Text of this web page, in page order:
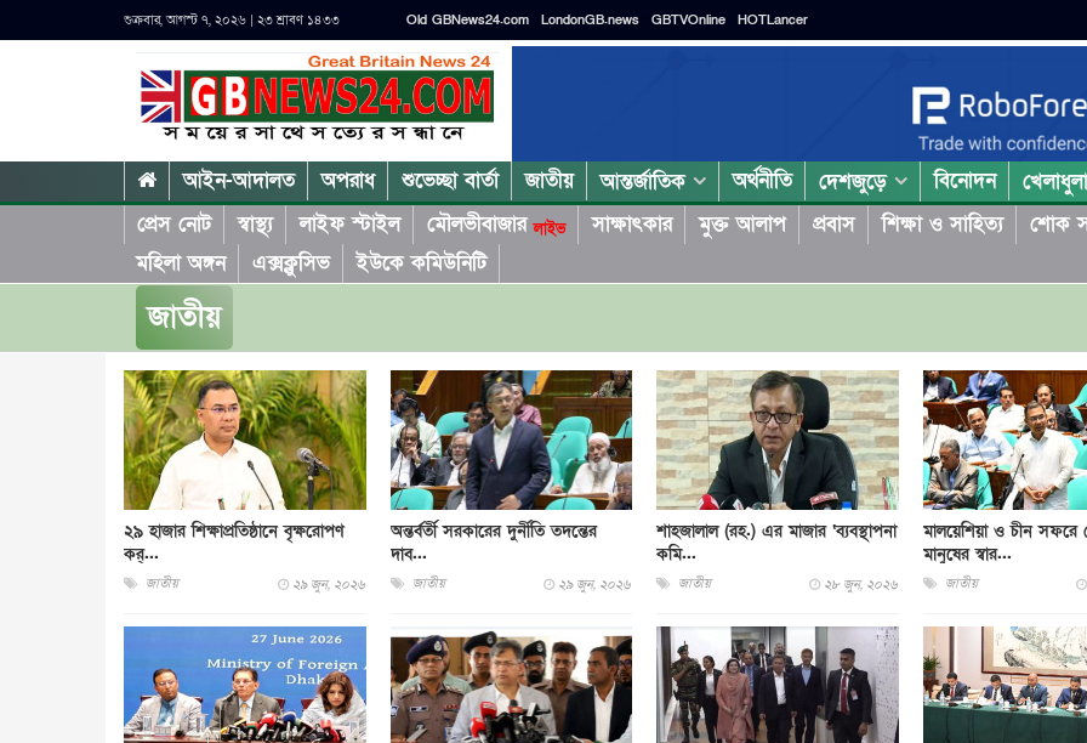
শুক্রবার, আগস্ট ৭, ২০২৬ | ২৩ শ্রাবণ ১৪৩৩ Old GBNews24.com LondonGB.news GBTVOnline HOTLancer
আইন-আদালত অপরাধ শুভেচ্ছা বার্তা জাতীয় আন্তর্জাতিক অর্থনীতি দেশজুড়ে বিনোদন
প্রেস নোট
স্বাস্থ্য লাইফ স্টাইল মৌলভীবাজারলাইভ সাক্ষাৎকার মুক্ত আলাপ প্রবাস শিক্ষা ও সাহিত্য শোক
মহিলা অঙ্গন
এক্সক্লুসিভ ইউকে কমিউনিটি
জাতীয়
২৯ হাজার শিক্ষাপ্রতিষ্ঠানে বৃক্ষরোপণ
কর্...
জাতীয় ২৯ জুন, ২০২৬
অন্তর্বর্তী সরকারের দুর্নীতি তদন্তের
দাব...
জাতীয় ২৯ জুন, ২০২৬
শাহজালাল (রহ.) এর মাজার ‘ব্যবস্থাপনা
কমি...
জাতীয় ২৮ জুন, ২০২৬
মালয়েশিয়া ও চীন সফরে
মানুষের স্বার...
জাতীয়